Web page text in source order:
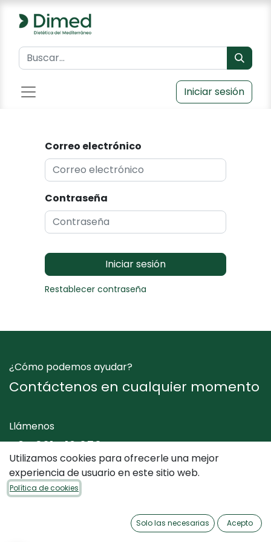
Iniciar sesión
Correo electrónico
Contraseña
Iniciar sesión
Restablecer contraseña
¿Cómo podemos ayudar?
Contáctenos en cualquier momento
Llámenos
+34 961 412 050
Envíenos un mensaje
Utilizamos cookies para ofrecerle una mejor
experiencia de usuario en este sitio web.
Política de cookies
Solo las necesarias Acepto